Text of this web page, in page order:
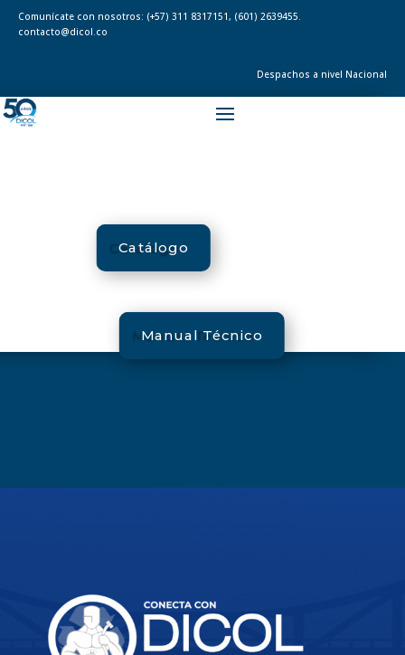
Comunícate con nosotros: (+57) 311 8317151, (601) 2639455.
contacto@dicol.co
Despachos a nivel Nacional
Catálogo
Manual Técnico